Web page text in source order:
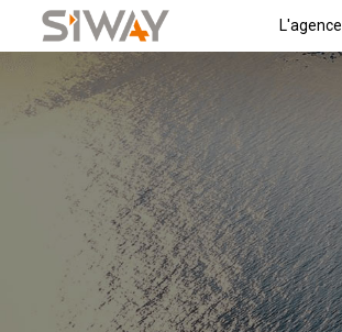
L'agence